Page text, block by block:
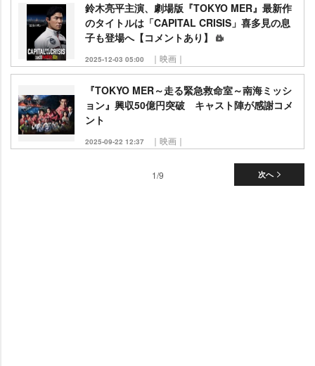
鈴木亮平主演、劇場版『TOKYO MER』最新作
のタイトルは「CAPITAL CRISIS」喜多見の息
子も登場へ【コメントあり】
2025-12-03 05:00 ｜映画｜
『TOKYO MER～走る緊急救命室～南海ミッシ
ョン』興収50億円突破 キャスト陣が感謝コメ
ント
2025-09-22 12:37 ｜映画｜
次へ
1/9